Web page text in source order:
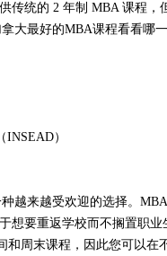
传统的 2 年制 MBA 课程
大最好的MBA课程看看哪
INSEAD）
越来越受欢迎的选择。
想要重返学校而不搁置职
和周末课程，因此您可以